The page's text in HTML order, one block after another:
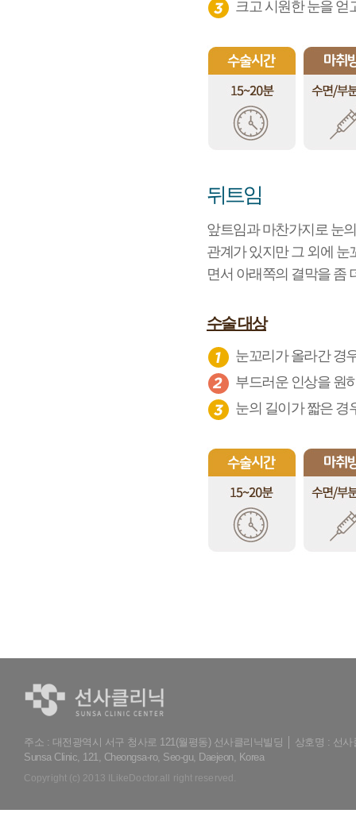
크고 시원한 눈을 얻
뒤트임
앞트임과 마찬가지로 눈
관계가 있지만 그 외에
면서 아래쪽의 결막을 좀
수술 대상
눈꼬리가 올라간 경
부드러운 인상을 원
눈의 길이가 짧은 경
주소 : 대전광역시 서구 청사로 121(월평동) 선사클리닉빌딩 │ 상호명 : 선사
Sunsa Clinic, 121, Cheongsa-ro, Seo-gu, Daejeon, Korea
Copyright (c) 2013 ILikeDoctor.all right reserved.